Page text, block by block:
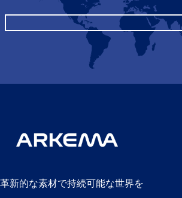
革新的な素材で持続可能な世界を